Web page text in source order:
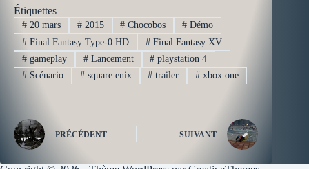
Étiquettes
#20 mars #2015 # Chocobos # Démo
#Final Fantasy Type-0 HD #Final Fantasy XV
#gameplay #Lancement # playstation 4
#Scénario #square enix # trailer # xbox one
PRÉCÉDENT SUIVANT